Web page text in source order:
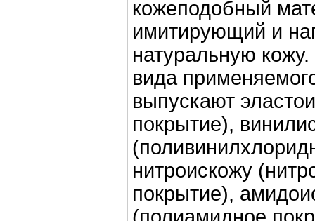
кожеподобный
имитирующий и
натуральную
вида
выпускают
покрытие),
нитроискожу
покрытие),